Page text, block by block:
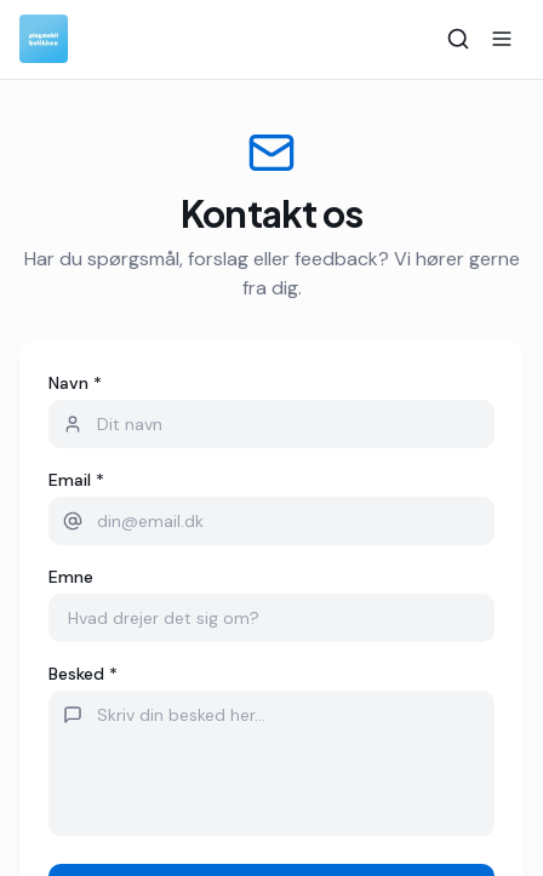
Kontakt os
Har du spørgsmål, forslag eller feedback? Vi hører gerne
fra dig.
Navn *
Email *
Emne
Besked *